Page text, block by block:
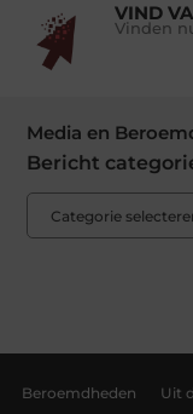
VIND
Vinden
Media en
Bericht
Beroemdheden Uit